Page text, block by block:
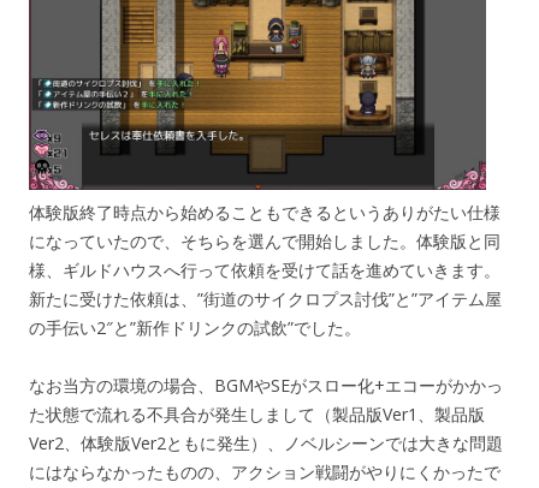
体験版終了時点から始めることもできるというありがたい仕様
になっていたので、そちらを選んで開始しました。体験版と同
様、ギルドハウスへ行って依頼を受けて話を進めていきます。
新たに受けた依頼は、”街道のサイクロプス討伐”と”アイテム屋
の手伝い2″と”新作ドリンクの試飲”でした。
なお当方の環境の場合、BGMやSEがスロー化+エコーがかかっ
た状態で流れる不具合が発生しまして（製品版Ver1、製品版
Ver2、体験版Ver2ともに発生）、ノベルシーンでは大きな問題
にはならなかったものの、アクション戦闘がやりにくかったで